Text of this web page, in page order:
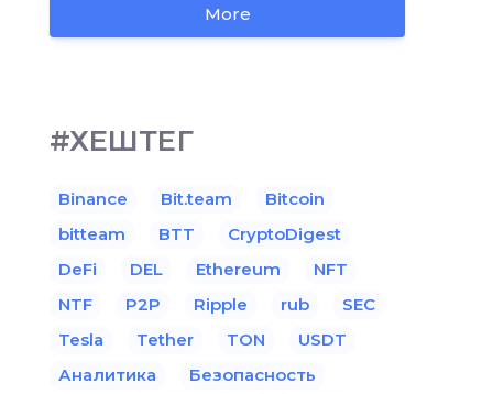
More
#ХЕШТЕГ
Binance Bit.team
Bitcoin
bitteam
BTT
CryptoDigest
DeFi
DEL Ethereum
NFT
NTF
P2P Ripple rub
SEC
Tesla
Tether TON
USDT
Аналитика
Безопасность